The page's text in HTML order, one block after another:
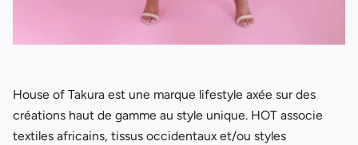
House of Takura est une marque lifestyle axée sur des
créations haut de gamme au style unique. HOT associe
textiles africains, tissus occidentaux et/ou styles